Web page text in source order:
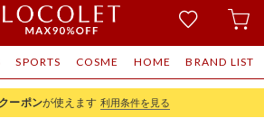
SPORTS COSME HOME BRAND LIST
クーポンが使えます 利用条件を見る